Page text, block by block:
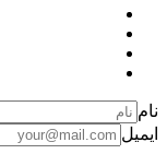
نام
ایمیل